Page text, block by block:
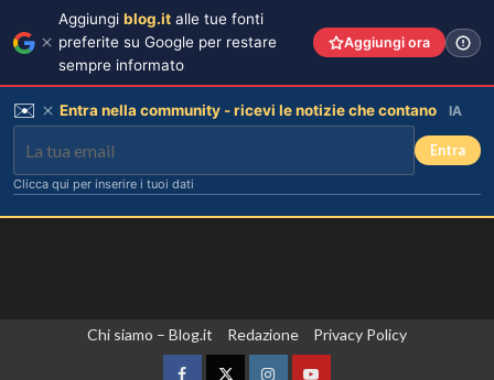
Chi siamo – Blog.it Redazione Privacy Policy
Aggiungi blog.it alle tue fonti
preferite su Google per restare
sempre informato
Aggiungi ora
✉️ Entra nella community - ricevi le notizie che contano IA
Entra
Clicca qui per inserire i tuoi dati